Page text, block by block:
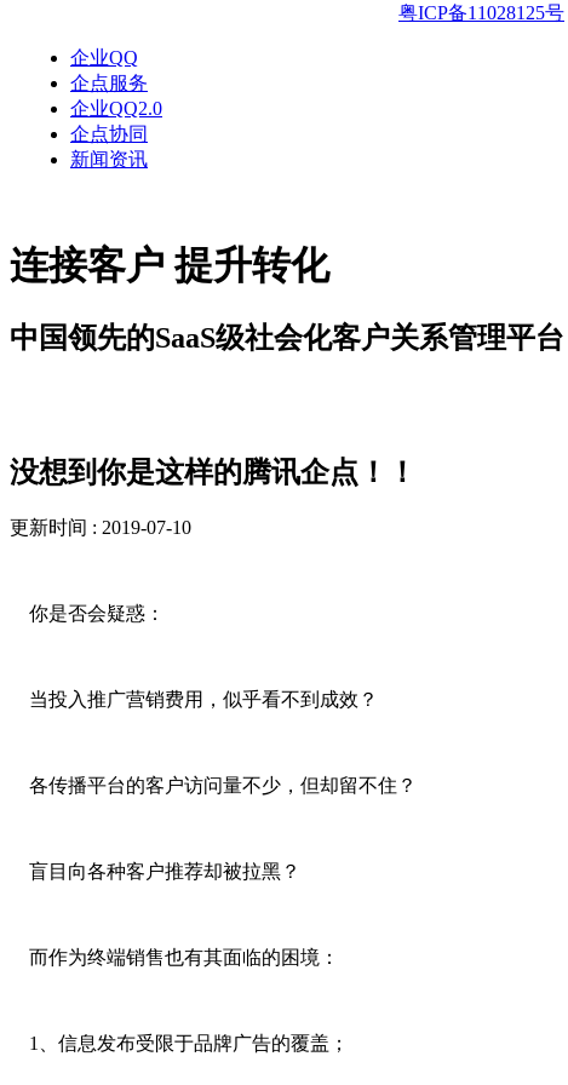
粤ICP备11028125号
企业QQ
企点服务
企业QQ2.0
企点协同
新闻资讯
连接客户 提升转化
中国领先的SaaS级社会化客户关系管理平台
没想到你是这样的腾讯企点！！
更新时间 : 2019-07-10
你是否会疑惑：
当投入推广营销费用，似乎看不到成效？
各传播平台的客户访问量不少，但却留不住？
盲目向各种客户推荐却被拉黑？
而作为终端销售也有其面临的困境：
1、信息发布受限于品牌广告的覆盖；